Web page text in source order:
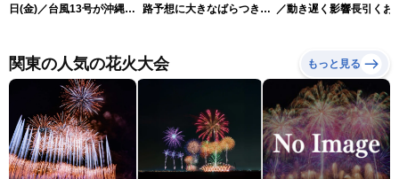
日(金)／台風13号が沖縄・
ュースLiVEアフタヌーン・
小林李衣奈／内藤邦裕〉
路予想に大きなばらつき
／動き遅く影響長引くお
関東の人気の花火大会 もっと見る